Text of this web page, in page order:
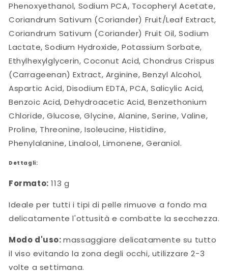
Phenoxyethanol, Sodium PCA, Tocopheryl Acetate,
Coriandrum Sativum (Coriander) Fruit/Leaf Extract,
Coriandrum Sativum (Coriander) Fruit Oil, Sodium
Lactate, Sodium Hydroxide, Potassium Sorbate,
Ethylhexylglycerin, Coconut Acid, Chondrus Crispus
(Carrageenan) Extract, Arginine, Benzyl Alcohol,
Aspartic Acid, Disodium EDTA, PCA, Salicylic Acid,
Benzoic Acid, Dehydroacetic Acid, Benzethonium
Chloride, Glucose, Glycine, Alanine, Serine, Valine,
Proline, Threonine, Isoleucine, Histidine,
Phenylalanine, Linalool, Limonene, Geraniol.
Dettagli:
Formato: 113 g
Ideale per tutti i tipi di pelle rimuove a fondo ma
delicatamente l'ottusità e combatte la secchezza.
Modo d'uso:massaggiare delicatamente su tutto
il viso evitando la zona degli occhi, utilizzare 2-3
volte a settimana.